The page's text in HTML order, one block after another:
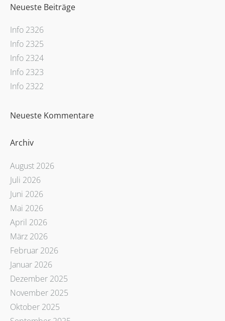
Neueste Beiträge
Info 2326
Info 2325
Info 2324
Info 2323
Info 2322
Neueste Kommentare
Archiv
August 2026
Juli 2026
Juni 2026
Mai 2026
April 2026
März 2026
Februar 2026
Januar 2026
Dezember 2025
November 2025
Oktober 2025